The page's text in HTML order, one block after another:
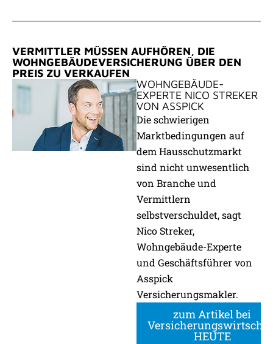
VERMITTLER MÜSSEN AUFHÖREN, DIE
WOHNGEBÄUDEVERSICHERUNG ÜBER DEN
PREIS ZU VERKAUFEN
WOHNGEBÄUDE-
EXPERTE NICO STREKER
VON ASSPICK
Die schwierigen
Marktbedingungen auf
dem Hausschutzmarkt
sind nicht unwesentlich
von Branche und
Vermittlern
selbstverschuldet, sagt
Nico Streker,
Wohngebäude-Experte
und Geschäftsführer von
Asspick
Versicherungsmakler.
zum Artikel bei
HEUTE